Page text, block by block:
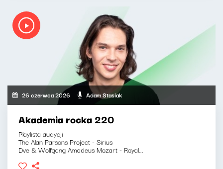
26 czerwca 2026 Adam Stasiak
Akademia rocka 220
Playlista audycji:
The Alan Parsons Project - Sirius
Dve & Wolfgang Amadeus Mozart - Royal...